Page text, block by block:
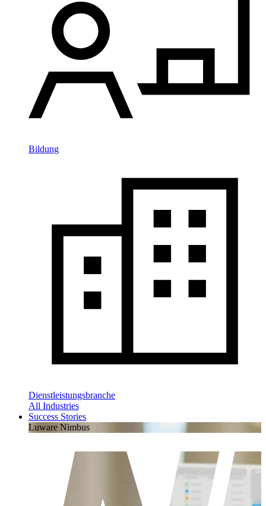
Bildung
Dienstleistungsbranche
All Industries
Success Stories
Luware Nimbus